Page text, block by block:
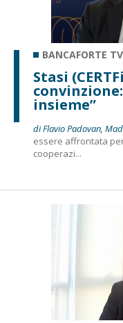
BANCAFORTE TV
Stasi
insieme”
di Flavio Padovan,
essere affrontata
cooperazi...